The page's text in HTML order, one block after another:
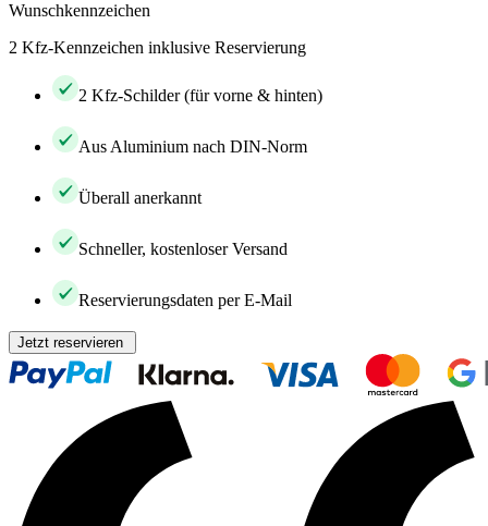
Wunschkennzeichen
2 Kfz-Kennzeichen inklusive Reservierung
2 Kfz-Schilder (für vorne & hinten)
Aus Aluminium nach DIN-Norm
Überall anerkannt
Schneller, kostenloser Versand
Reservierungsdaten per E-Mail
Jetzt reservieren